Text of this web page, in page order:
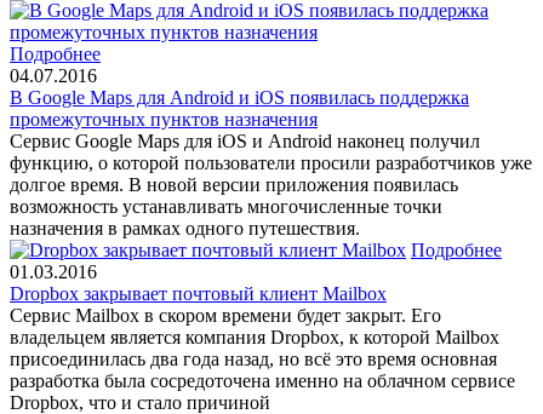
Подробнее
04.07.2016
В Google Maps для Android и iOS появилась поддержка
промежуточных пунктов назначения
Сервис Google Maps для iOS и Android наконец получил
функцию, о которой пользователи просили разработчиков уже
долгое время. В новой версии приложения появилась
возможность устанавливать многочисленные точки
назначения в рамках одного путешествия.
Подробнее
01.03.2016
Dropbox закрывает почтовый клиент Mailbox
Сервис Mailbox в скором времени будет закрыт. Его
владельцем является компания Dropbox, к которой Mailbox
присоединилась два года назад, но всё это время основная
разработка была сосредоточена именно на облачном сервисе
Dropbox, что и стало причиной